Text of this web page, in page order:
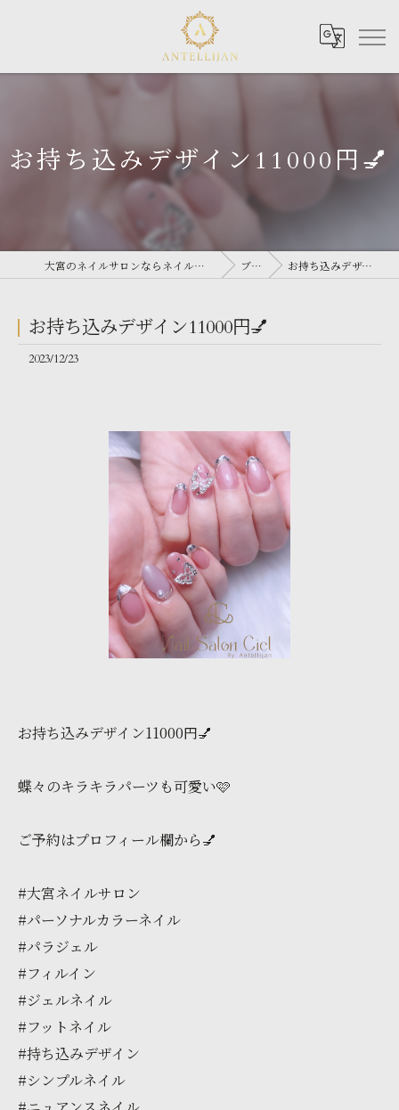
お持ち込みデザイン11000円💅
大宮のネイルサロンならネイルサロン Antellijan 大宮 ブログ お持ち込みデザイン11000円💅
お持ち込みデザイン11000円💅
2023/12/23
お持ち込みデザイン11000円💅
蝶々のキラキラパーツも可愛い🩷
ご予約はプロフィール欄から💅
#大宮ネイルサロン
#パーソナルカラーネイル
#パラジェル
#フィルイン
#ジェルネイル
#フットネイル
#持ち込みデザイン
#シンプルネイル